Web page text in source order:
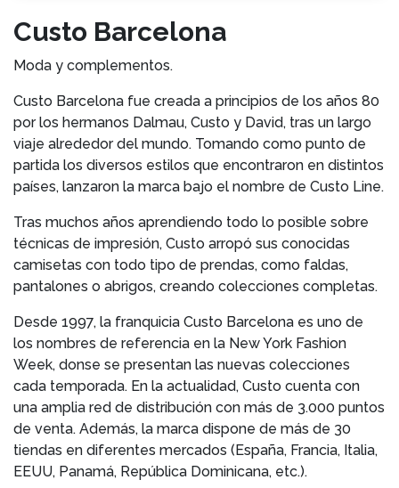
Custo Barcelona
Moda y complementos.
Custo Barcelona fue creada a principios de los años 80
por los hermanos Dalmau, Custo y David, tras un largo
viaje alrededor del mundo. Tomando como punto de
partida los diversos estilos que encontraron en distintos
países, lanzaron la marca bajo el nombre de Custo Line.
Tras muchos años aprendiendo todo lo posible sobre
técnicas de impresión, Custo arropó sus conocidas
camisetas con todo tipo de prendas, como faldas,
pantalones o abrigos, creando colecciones completas.
Desde 1997, la franquicia Custo Barcelona es uno de
los nombres de referencia en la New York Fashion
Week, donse se presentan las nuevas colecciones
cada temporada. En la actualidad, Custo cuenta con
una amplia red de distribución con más de 3.000 puntos
de venta. Además, la marca dispone de más de 30
tiendas en diferentes mercados (España, Francia, Italia,
EEUU, Panamá, República Dominicana, etc.).